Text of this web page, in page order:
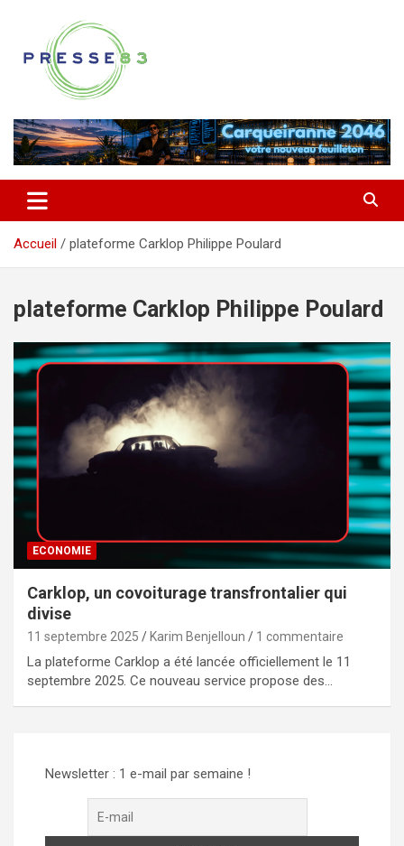
contenu
Presse 83
Accueil plateforme Carklop Philippe Poulard
plateforme Carklop Philippe Poulard
ECONOMIE
Carklop, un covoiturage transfrontalier qui
divise
11 septembre 2025 Karim Benjelloun 1 commentaire
La plateforme Carklop a été lancée officiellement le 11
septembre 2025. Ce nouveau service propose des…
Newsletter : 1 e-mail par semaine !